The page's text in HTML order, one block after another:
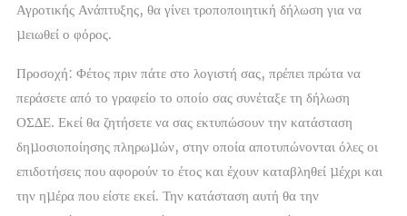
Αγροτικής Ανάπτυξης, θα γίνει τροποποιητική δήλωση για να
µειωθεί ο φόρος.
Προσοχή: Φέτος πριν πάτε στο λογιστή σας, πρέπει πρώτα να
περάσετε από το γραφείο το οποίο σας συνέταξε τη δήλωση
ΟΣ∆Ε. Εκεί θα ζητήσετε να σας εκτυπώσουν την κατάσταση
δηµοσιοποίησης πληρωµών, στην οποία αποτυπώνονται όλες οι
επιδοτήσεις που αφορούν το έτος και έχουν καταβληθεί µέχρι και
την ηµέρα που είστε εκεί. Την κατάσταση αυτή θα την